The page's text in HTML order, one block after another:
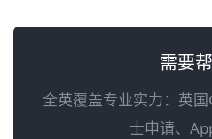
需要
全英覆盖专业实力：英
士申请、